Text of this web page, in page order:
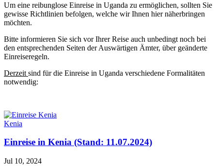
Um eine reibunglose Einreise in Uganda zu ermöglichen, sollten Sie
gewisse Richtlinien befolgen, welche wir Ihnen hier näherbringen
möchten.
Bitte informieren Sie sich vor Ihrer Reise auch unbedingt noch bei
den entsprechenden Seiten der Auswärtigen Ämter, über geänderte
Einreiseregeln.
Derzeit sind für die Einreise in Uganda verschiedene Formalitäten
notwendig:
Kenia
Einreise in Kenia (Stand: 11.07.2024)
Jul 10, 2024